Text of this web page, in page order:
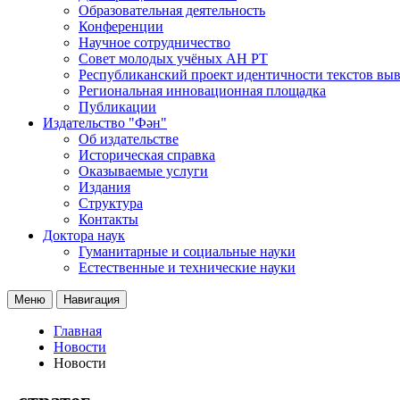
Образовательная деятельность
Конференции
Научное сотрудничество
Совет молодых учёных АН РТ
Республиканский проект идентичности текстов
Региональная инновационная площадка
Публикации
Издательство "Фән"
Об издательстве
Историческая справка
Оказываемые услуги
Издания
Структура
Контакты
Доктора наук
Гуманитарные и социальные науки
Естественные и технические науки
Меню Навигация
Главная
Новости
Новости